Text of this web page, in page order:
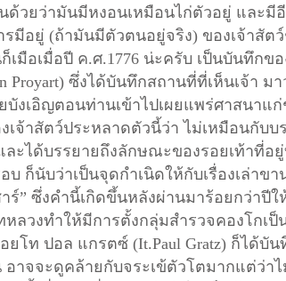
นด้วยว่ามันมีหงอนเหมือนไก่ตัวอยู่ และมี
มีอยู่ (ถ้ามันมีตัวตนอยู่จริง) ของเจ้าสั
เมือเมื่อปี ค.ศ.1776 น่ะครับ เป็นบันทึกข
Proyart) ซึ่งได้บันทึกสถานที่ที่เห็นเจ้า ม
บังเอิญตอนท่านเข้าไปเผยแพร่ศาสนา
จ้าสัตว์ประหลาดตัวนี้ว่า ไม่เหมือนกับ
ละได้บรรยายถึงลักษณะของรอยเท้าที่อ
ก็นับว่าเป็นจุดกำเนิดให้กับเรื่องเล่าข
ร์” ซึ่งคำนี้เกิดขึ้นหลังผ่านมาร้อยกว่าปีใ
ลวงทำให้มีการตั้งกลุ่มสำรวจคองโกเป็
อยโท ปอล แกรตซ์ (It.Paul Gratz) ก็ได้บั
อาจจะดูคล้ายกับจระเข้ตัวโตมากแต่ว่